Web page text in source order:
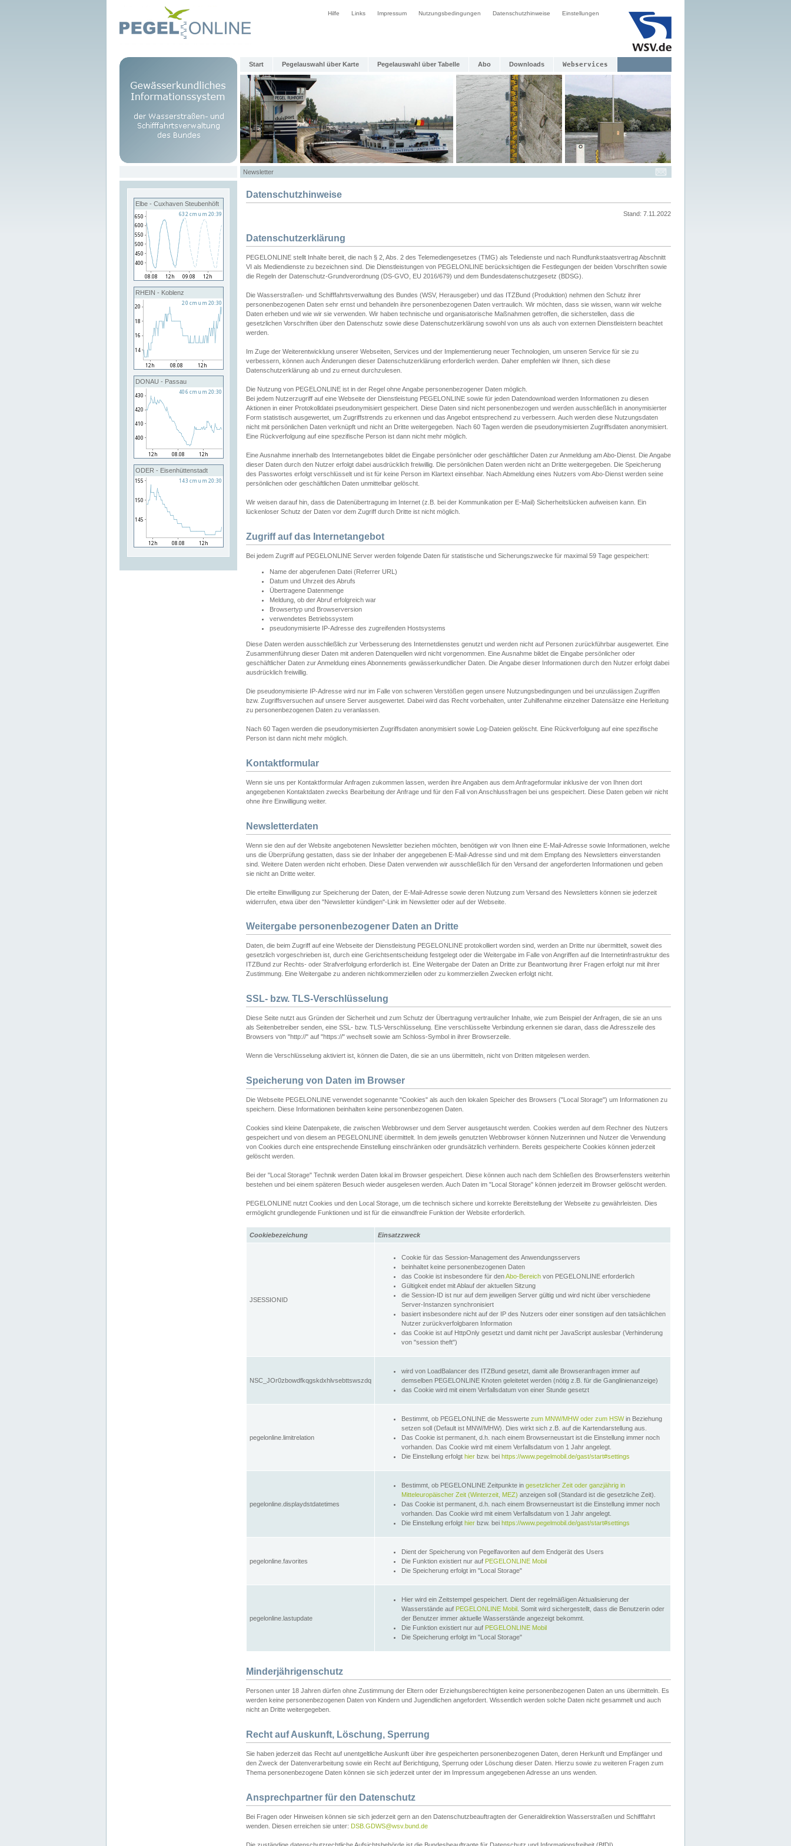
Hilfe Links Impressum Nutzungsbedingungen Datenschutzhinweise Einstellungen
Start Pegelauswahl über Karte Pegelauswahl über Tabelle Abo Downloads Webservices
Newsletter
Elbe - Cuxhaven Steubenhöft
RHEIN - Koblenz
DONAU - Passau
ODER - Eisenhüttenstadt
Datenschutzhinweise
Stand: 7.11.2022
Datenschutzerklärung
PEGELONLINE stellt Inhalte bereit, die nach § 2, Abs. 2 des Telemediengesetzes (TMG) als Teledienste und nach Rundfunkstaatsvertrag Abschnitt
VI als Mediendienste zu bezeichnen sind. Die Dienstleistungen von PEGELONLINE berücksichtigen die Festlegungen der beiden Vorschriften sowie
die Regeln der Datenschutz-Grundverordnung (DS-GVO, EU 2016/679) und dem Bundesdatenschutzgesetz (BDSG).
Die Wasserstraßen- und Schifffahrtsverwaltung des Bundes (WSV, Herausgeber) und das ITZBund (Produktion) nehmen den Schutz ihrer
personenbezogenen Daten sehr ernst und behandeln ihre personenbezogenen Daten vertraulich. Wir möchten, dass sie wissen, wann wir welche
Daten erheben und wie wir sie verwenden. Wir haben technische und organisatorische Maßnahmen getroffen, die sicherstellen, dass die
gesetzlichen Vorschriften über den Datenschutz sowie diese Datenschutzerklärung sowohl von uns als auch von externen Dienstleistern beachtet
werden.
Im Zuge der Weiterentwicklung unserer Webseiten, Services und der Implementierung neuer Technologien, um unseren Service für sie zu
verbessern, können auch Änderungen dieser Datenschutzerklärung erforderlich werden. Daher empfehlen wir Ihnen, sich diese
Datenschutzerklärung ab und zu erneut durchzulesen.
Die Nutzung von PEGELONLINE ist in der Regel ohne Angabe personenbezogener Daten möglich.
Bei jedem Nutzerzugriff auf eine Webseite der Dienstleistung PEGELONLINE sowie für jeden Datendownload werden Informationen zu diesen
Aktionen in einer Protokolldatei pseudonymisiert gespeichert. Diese Daten sind nicht personenbezogen und werden ausschließlich in anonymisierter
Form statistisch ausgewertet, um Zugriffstrends zu erkennen und das Angebot entsprechend zu verbessern. Auch werden diese Nutzungsdaten
nicht mit persönlichen Daten verknüpft und nicht an Dritte weitergegeben. Nach 60 Tagen werden die pseudonymisierten Zugriffsdaten anonymisiert.
Eine Rückverfolgung auf eine spezifische Person ist dann nicht mehr möglich.
Eine Ausnahme innerhalb des Internetangebotes bildet die Eingabe persönlicher oder geschäftlicher Daten zur Anmeldung am Abo-Dienst. Die Angabe
dieser Daten durch den Nutzer erfolgt dabei ausdrücklich freiwillig. Die persönlichen Daten werden nicht an Dritte weitergegeben. Die Speicherung
des Passwortes erfolgt verschlüsselt und ist für keine Person im Klartext einsehbar. Nach Abmeldung eines Nutzers vom Abo-Dienst werden seine
persönlichen oder geschäftlichen Daten unmittelbar gelöscht.
Wir weisen darauf hin, dass die Datenübertragung im Internet (z.B. bei der Kommunikation per E-Mail) Sicherheitslücken aufweisen kann. Ein
lückenloser Schutz der Daten vor dem Zugriff durch Dritte ist nicht möglich.
Zugriff auf das Internetangebot
Bei jedem Zugriff auf PEGELONLINE Server werden folgende Daten für statistische und Sicherungszwecke für maximal 59 Tage gespeichert:
Name der abgerufenen Datei (Referrer URL)
Datum und Uhrzeit des Abrufs
Übertragene Datenmenge
Meldung, ob der Abruf erfolgreich war
Browsertyp und Browserversion
verwendetes Betriebssystem
pseudonymisierte IP-Adresse des zugreifenden Hostsystems
Diese Daten werden ausschließlich zur Verbesserung des Internetdienstes genutzt und werden nicht auf Personen zurückführbar ausgewertet. Eine
Zusammenführung dieser Daten mit anderen Datenquellen wird nicht vorgenommen. Eine Ausnahme bildet die Eingabe persönlicher oder
geschäftlicher Daten zur Anmeldung eines Abonnements gewässerkundlicher Daten. Die Angabe dieser Informationen durch den Nutzer erfolgt dabei
ausdrücklich freiwillig.
Die pseudonymisierte IP-Adresse wird nur im Falle von schweren Verstößen gegen unsere Nutzungsbedingungen und bei unzulässigen Zugriffen
bzw. Zugriffsversuchen auf unsere Server ausgewertet. Dabei wird das Recht vorbehalten, unter Zuhilfenahme einzelner Datensätze eine Herleitung
zu personenbezogenen Daten zu veranlassen.
Nach 60 Tagen werden die pseudonymisierten Zugriffsdaten anonymisiert sowie Log-Dateien gelöscht. Eine Rückverfolgung auf eine spezifische
Person ist dann nicht mehr möglich.
Kontaktformular
Wenn sie uns per Kontaktformular Anfragen zukommen lassen, werden ihre Angaben aus dem Anfrageformular inklusive der von Ihnen dort
angegebenen Kontaktdaten zwecks Bearbeitung der Anfrage und für den Fall von Anschlussfragen bei uns gespeichert. Diese Daten geben wir nicht
ohne ihre Einwilligung weiter.
Newsletterdaten
Wenn sie den auf der Website angebotenen Newsletter beziehen möchten, benötigen wir von Ihnen eine E-Mail-Adresse sowie Informationen, welche
uns die Überprüfung gestatten, dass sie der Inhaber der angegebenen E-Mail-Adresse sind und mit dem Empfang des Newsletters einverstanden
sind. Weitere Daten werden nicht erhoben. Diese Daten verwenden wir ausschließlich für den Versand der angeforderten Informationen und geben
sie nicht an Dritte weiter.
Die erteilte Einwilligung zur Speicherung der Daten, der E-Mail-Adresse sowie deren Nutzung zum Versand des Newsletters können sie jederzeit
widerrufen, etwa über den "Newsletter kündigen"-Link im Newsletter oder auf der Webseite.
Weitergabe personenbezogener Daten an Dritte
Daten, die beim Zugriff auf eine Webseite der Dienstleistung PEGELONLINE protokolliert worden sind, werden an Dritte nur übermittelt, soweit dies
gesetzlich vorgeschrieben ist, durch eine Gerichtsentscheidung festgelegt oder die Weitergabe im Falle von Angriffen auf die Internetinfrastruktur des
ITZBund zur Rechts- oder Strafverfolgung erforderlich ist. Eine Weitergabe der Daten an Dritte zur Beantwortung ihrer Fragen erfolgt nur mit ihrer
Zustimmung. Eine Weitergabe zu anderen nichtkommerziellen oder zu kommerziellen Zwecken erfolgt nicht.
SSL- bzw. TLS-Verschlüsselung
Diese Seite nutzt aus Gründen der Sicherheit und zum Schutz der Übertragung vertraulicher Inhalte, wie zum Beispiel der Anfragen, die sie an uns
als Seitenbetreiber senden, eine SSL- bzw. TLS-Verschlüsselung. Eine verschlüsselte Verbindung erkennen sie daran, dass die Adresszeile des
Browsers von "http://" auf "https://" wechselt sowie am Schloss-Symbol in ihrer Browserzeile.
Wenn die Verschlüsselung aktiviert ist, können die Daten, die sie an uns übermitteln, nicht von Dritten mitgelesen werden.
Speicherung von Daten im Browser
Die Webseite PEGELONLINE verwendet sogenannte "Cookies" als auch den lokalen Speicher des Browsers ("Local Storage") um Informationen zu
speichern. Diese Informationen beinhalten keine personenbezogenen Daten.
Cookies sind kleine Datenpakete, die zwischen Webbrowser und dem Server ausgetauscht werden. Cookies werden auf dem Rechner des Nutzers
gespeichert und von diesem an PEGELONLINE übermittelt. In dem jeweils genutzten Webbrowser können Nutzerinnen und Nutzer die Verwendung
von Cookies durch eine entsprechende Einstellung einschränken oder grundsätzlich verhindern. Bereits gespeicherte Cookies können jederzeit
gelöscht werden.
Bei der "Local Storage" Technik werden Daten lokal im Browser gespeichert. Diese können auch nach dem Schließen des Browserfensters weiterhin
bestehen und bei einem späteren Besuch wieder ausgelesen werden. Auch Daten im "Local Storage" können jederzeit im Browser gelöscht werden.
PEGELONLINE nutzt Cookies und den Local Storage, um die technisch sichere und korrekte Bereitstellung der Webseite zu gewährleisten. Dies
ermöglicht grundlegende Funktionen und ist für die einwandfreie Funktion der Website erforderlich.
Cookiebezeichung Einsatzzweck
JSESSIONID
Cookie für das Session-Management des Anwendungsservers
beinhaltet keine personenbezogenen Daten
das Cookie ist insbesondere für denAbo-Bereich von PEGELONLINE erforderlich
Gültigkeit endet mit Ablauf der aktuellen Sitzung
die Session-ID ist nur auf dem jeweiligen Server gültig und wird nicht über verschiedene
Server-Instanzen synchronisiert
basiert insbesondere nicht auf der IP des Nutzers oder einer sonstigen auf den tatsächlichen
Nutzer zurückverfolgbaren Information
das Cookie ist auf HttpOnly gesetzt und damit nicht per JavaScript auslesbar (Verhinderung
von "session theft")
NSC_JOr0zbowdfkqgskdxhlvsebttswszdq
wird von LoadBalancer des ITZBund gesetzt, damit alle Browseranfragen immer auf
demselben PEGELONLINE Knoten geleitetet werden (nötig z.B. für die Ganglinienanzeige)
das Cookie wird mit einem Verfallsdatum von einer Stunde gesetzt
pegelonline.limitrelation
Bestimmt, ob PEGELONLINE die Messwerte zum MNW/MHW oder zum HSWin Beziehung
setzen soll (Default ist MNW/MHW). Dies wirkt sich z.B. auf die Kartendarstellung aus.
Das Cookie ist permanent, d.h. nach einem Browserneustart ist die Einstellung immer noch
vorhanden. Das Cookie wird mit einem Verfallsdatum von 1 Jahr angelegt.
Die Einstellung erfolgt hier bzw. bei https://www.pegelmobil.de/gast/start#settings
pegelonline.displaydstdatetimes
Bestimmt, ob PEGELONLINE Zeitpunkte in gesetzlicher Zeit oder ganzjährig in
Mitteleuropäischer Zeit (Winterzeit, MEZ) anzeigen soll (Standard ist die gesetzliche Zeit).
Das Cookie ist permanent, d.h. nach einem Browserneustart ist die Einstellung immer noch
vorhanden. Das Cookie wird mit einem Verfallsdatum von 1 Jahr angelegt.
Die Einstellung erfolgt hier bzw. bei https://www.pegelmobil.de/gast/start#settings
pegelonline.favorites
Dient der Speicherung von Pegelfavoriten auf dem Endgerät des Users
Die Funktion existiert nur auf PEGELONLINE Mobil
Die Speicherung erfolgt im "Local Storage"
pegelonline.lastupdate
Hier wird ein Zeitstempel gespeichert. Dient der regelmäßigen Aktualisierung der
Wasserstände auf PEGELONLINE Mobil . Somit wird sichergestellt, dass die Benutzerin oder
der Benutzer immer aktuelle Wasserstände angezeigt bekommt.
Die Funktion existiert nur auf PEGELONLINE Mobil
Die Speicherung erfolgt im "Local Storage"
Minderjährigenschutz
Personen unter 18 Jahren dürfen ohne Zustimmung der Eltern oder Erziehungsberechtigten keine personenbezogenen Daten an uns übermitteln. Es
werden keine personenbezogenen Daten von Kindern und Jugendlichen angefordert. Wissentlich werden solche Daten nicht gesammelt und auch
nicht an Dritte weitergegeben.
Recht auf Auskunft, Löschung, Sperrung
Sie haben jederzeit das Recht auf unentgeltliche Auskunft über ihre gespeicherten personenbezogenen Daten, deren Herkunft und Empfänger und
den Zweck der Datenverarbeitung sowie ein Recht auf Berichtigung, Sperrung oder Löschung dieser Daten. Hierzu sowie zu weiteren Fragen zum
Thema personenbezogene Daten können sie sich jederzeit unter der im Impressum angegebenen Adresse an uns wenden.
Ansprechpartner für den Datenschutz
Bei Fragen oder Hinweisen können sie sich jederzeit gern an den Datenschutzbeauftragten der Generaldirektion Wasserstraßen und Schifffahrt
wenden. Diesen erreichen sie unter: DSB.GDWS@wsv.bund.de